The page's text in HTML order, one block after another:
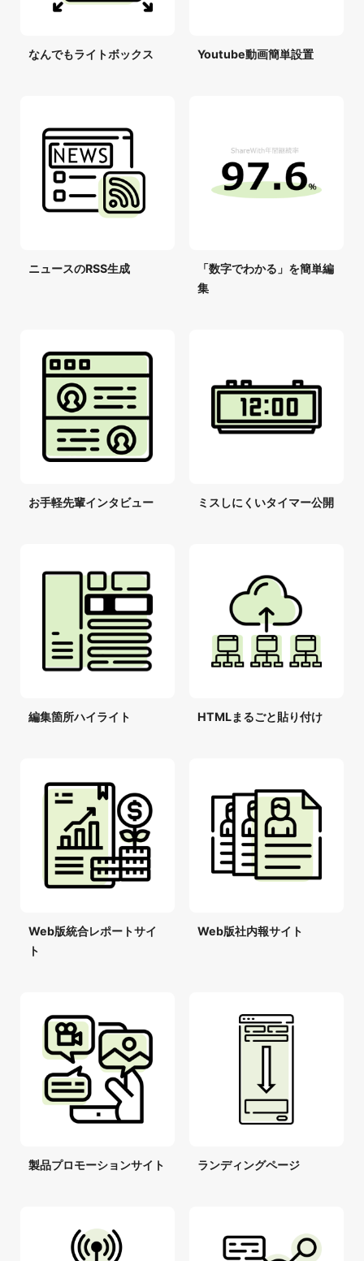
なんでもライトボックス Youtube動画簡単設置
ニュースのRSS生成
「数字でわかる」を簡単編
集
お手軽先輩インタビュー ミスしにくいタイマー公開
編集箇所ハイライト HTMLまるごと貼り付け
Web版統合レポートサイ
ト
Web版社内報サイト
製品プロモーションサイト ランディングページ